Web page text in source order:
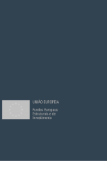
School